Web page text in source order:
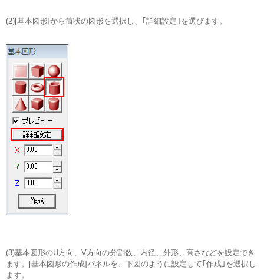
(2)[基本図形]から筒状の図形を選択し、｢詳細設定｣を選びます。
(3)基本図形のU方向、V方向の分割数、内径、外形、高さなどを設定でき
ます。[基本図形の作成]パネルを、下図のように設定して｢作成｣を選択し
ます。